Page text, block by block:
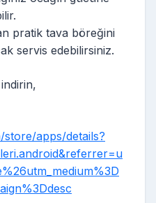
pratik tava böreğini
servis edebilirsiniz.
apps/details?